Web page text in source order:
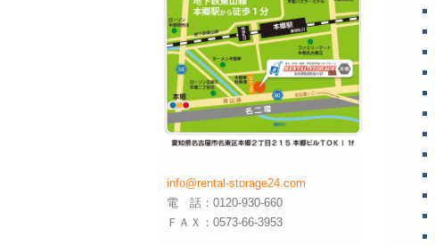
info@rental-storage24.com
電 話：0120-930-660
ＦＡＸ：0573-66-3953